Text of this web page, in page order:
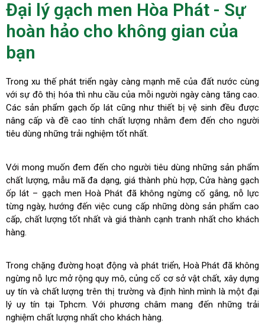
Đại lý gạch men Hòa Phát - Sự
hoàn hảo cho không gian của
bạn
Trong xu thế phát triển ngày càng mạnh mẽ của đất nước cùng
với sự đô thị hóa thì nhu cầu của mỗi người ngày càng tăng cao.
Các sản phẩm gạch ốp lát cũng như thiết bị vệ sinh đều được
nâng cấp và đề cao tính chất lượng nhằm đem đến cho người
tiêu dùng những trải nghiệm tốt nhất.
Với mong muốn đem đến cho người tiêu dùng những sản phẩm
chất lượng, mẫu mã đa dạng, giá thành phù hợp, Cửa hàng gạch
ốp lát – gạch men Hoà Phát đã không ngừng cố gắng, nỗ lực
từng ngày, hướng đến việc cung cấp những dòng sản phẩm cao
cấp, chất lượng tốt nhất và giá thành cạnh tranh nhất cho khách
hàng.
Trong chặng đường hoạt động và phát triển, Hoà Phát đã không
ngừng nỗ lực mở rộng quy mô, củng cố cơ sở vật chất, xây dựng
uy tín và chất lượng trên thị trường và định hình mình là một đại
lý uy tín tại Tphcm. Với phương châm mang đến những trải
nghiệm chất lượng nhất cho khách hàng.